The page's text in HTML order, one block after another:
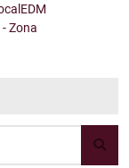
Zona